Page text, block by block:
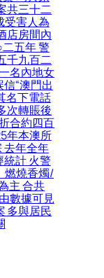
共三十二
受害人為
店房間內
五年 警
千九百二
名內地女
“澳門出
名下電話
次轉賬後
合約四百
年本澳所
去年全年
統計 火警
燃燒香燭/
主 合共
數據可見
多與居民